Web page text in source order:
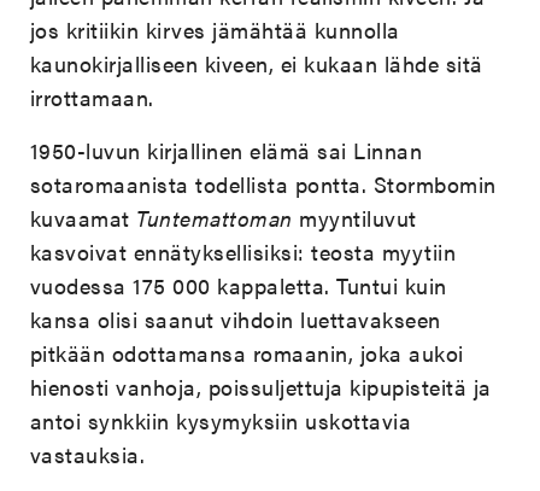
jos kritiikin kirves jämähtää kunnolla
kaunokirjalliseen kiveen, ei kukaan lähde sitä
irrottamaan.
1950-luvun kirjallinen elämä sai Linnan
sotaromaanista todellista pontta. Stormbomin
kuvaamat Tuntemattoman myyntiluvut
kasvoivat ennätyksellisiksi: teosta myytiin
vuodessa 175 000 kappaletta. Tuntui kuin
kansa olisi saanut vihdoin luettavakseen
pitkään odottamansa romaanin, joka aukoi
hienosti vanhoja, poissuljettuja kipupisteitä ja
antoi synkkiin kysymyksiin uskottavia
vastauksia.